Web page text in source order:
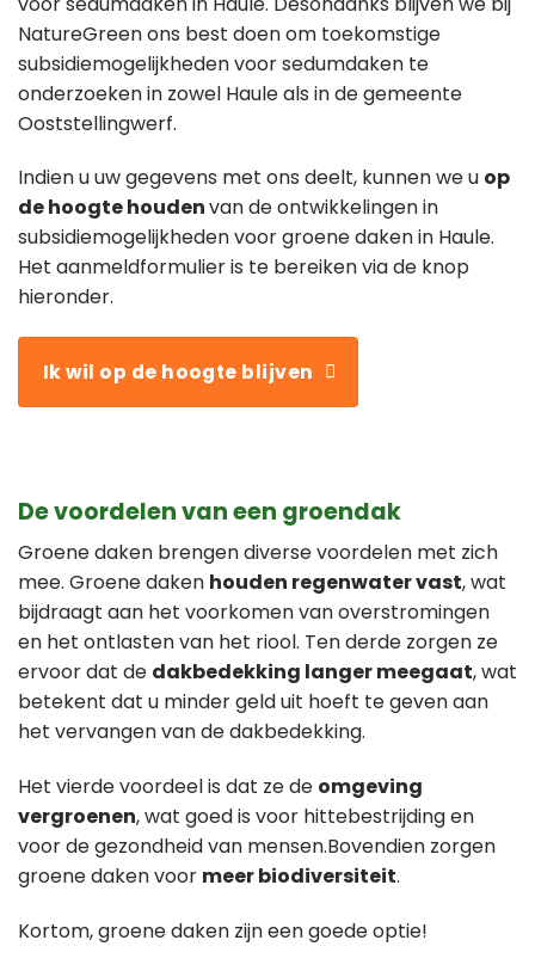
NatureGreen ons best doen om toekomstige
subsidiemogelijkheden voor sedumdaken te
onderzoeken in zowel Haule als in de gemeente
Ooststellingwerf.
Indien u uw gegevens met ons deelt, kunnen we u op
de hoogte houdenvan de ontwikkelingen in
subsidiemogelijkheden voor groene daken in Haule.
Het aanmeldformulier is te bereiken via de knop
hieronder.
Ik wil op de hoogte blijven
De voordelen van een groendak
Groene daken brengen diverse voordelen met zich
mee. Groene daken houden regenwater vast, wat
bijdraagt aan het voorkomen van overstromingen
en het ontlasten van het riool. Ten derde zorgen ze
ervoor dat de dakbedekking langer meegaat, wat
betekent dat u minder geld uit hoeft te geven aan
het vervangen van de dakbedekking.
Het vierde voordeel is dat ze de omgeving
vergroenen, wat goed is voor hittebestrijding en
voor de gezondheid van mensen.Bovendien zorgen
groene daken voor meer biodiversiteit.
Kortom, groene daken zijn een goede optie!